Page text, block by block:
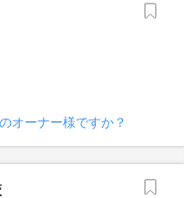
オーナー様ですか？